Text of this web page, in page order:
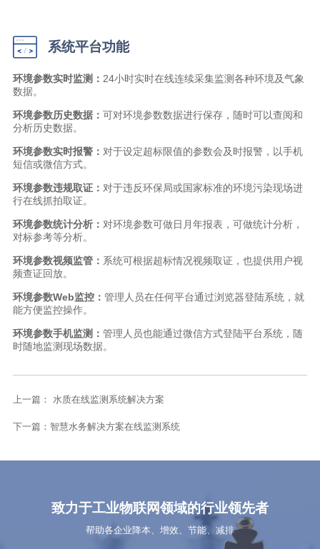
系统平台功能
环境参数实时监测： 24小时实时在线连续采集监测各种环境及气象
数据。
环境参数历史数据： 可对环境参数数据进行保存，随时可以查阅和
分析历史数据。
环境参数实时报警： 对于设定超标限值的参数会及时报警，以手机
短信或微信方式。
环境参数违规取证： 对于违反环保局或国家标准的环境污染现场进
行在线抓拍取证。
环境参数统计分析： 对环境参数可做日月年报表，可做统计分析，
对标参考等分析。
环境参数视频监管： 系统可根据超标情况视频取证，也提供用户视
频查证回放。
环境参数Web监控： 管理人员在任何平台通过浏览器登陆系统，就
能方便监控操作。
环境参数手机监测： 管理人员也能通过微信方式登陆平台系统，随
时随地监测现场数据。
上一篇： 水质在线监测系统解决方案
下一篇：智慧水务解决方案在线监测系统
致力于工业物联网领域的行业领先者
帮助各企业降本、增效、节能、减排